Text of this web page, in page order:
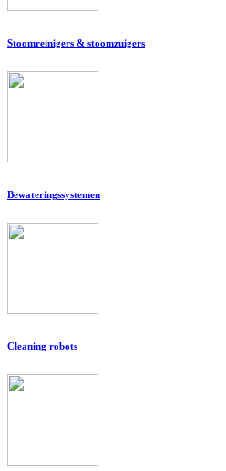
Stoomreinigers & stoomzuigers
Bewateringssystemen
Cleaning robots